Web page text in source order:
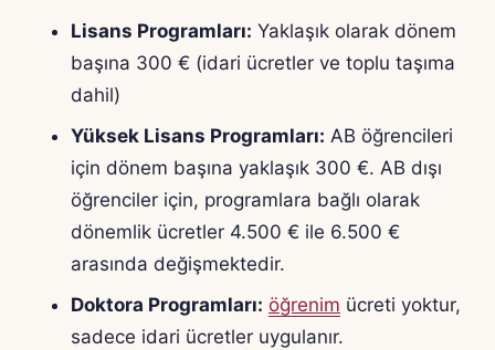
Lisans Programları: Yaklaşık olarak dönem
başına 300 € (idari ücretler ve toplu taşıma
dahil)
Yüksek Lisans Programları: AB öğrencileri
için dönem başına yaklaşık 300 €. AB dışı
öğrenciler için, programlara bağlı olarak
dönemlik ücretler 4.500 € ile 6.500 €
arasında değişmektedir.
Doktora Programları: öğrenim ücreti yoktur,
sadece idari ücretler uygulanır.